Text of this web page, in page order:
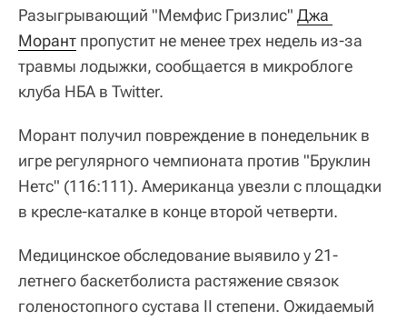
Разыгрывающий "Мемфис Гризлис" Джа
Морант пропустит не менее трех недель из-за
травмы лодыжки, сообщается в микроблоге
клуба НБА в Twitter.
Морант получил повреждение в понедельник в
игре регулярного чемпионата против "Бруклин
Нетс" (116:111). Американца увезли с площадки
в кресле-каталке в конце второй четверти.
Медицинское обследование выявило у 21-
летнего баскетболиста растяжение связок
голеностопного сустава II степени. Ожидаемый